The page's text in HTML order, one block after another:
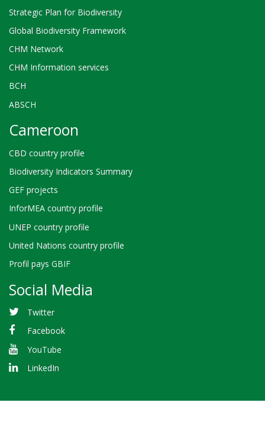
Strategic Plan for Biodiversity
Global Biodiversity Framework
CHM Network
CHM Information services
BCH
ABSCH
Cameroon
CBD country profile
Biodiversity Indicators Summary
GEF projects
InforMEA country profile
UNEP country profile
United Nations country profile
Profil pays GBIF
Social Media
Twitter
Facebook
YouTube
LinkedIn